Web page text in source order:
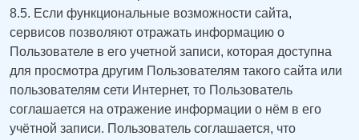
8.5. Если функциональные возможности сайта,
сервисов позволяют отражать информацию о
Пользователе в его учетной записи, которая доступна
для просмотра другим Пользователям такого сайта или
пользователям сети Интернет, то Пользователь
соглашается на отражение информации о нём в его
учётной записи. Пользователь соглашается, что